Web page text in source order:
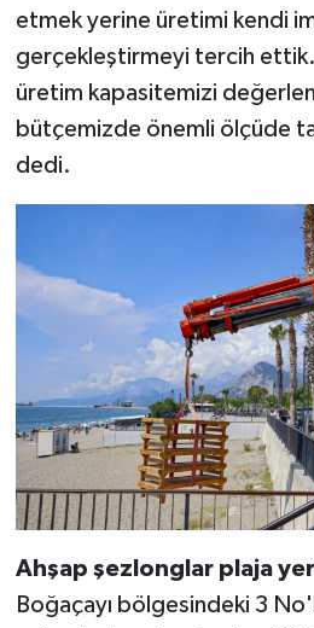
etmek yerine üretimi kendi
gerçekleştirmeyi tercih
üretim kapasitemizi
bütçemizde önemli ölçüde
dedi.
Ahşap şezlonglar plaja
Boğaçayı bölgesindeki 3